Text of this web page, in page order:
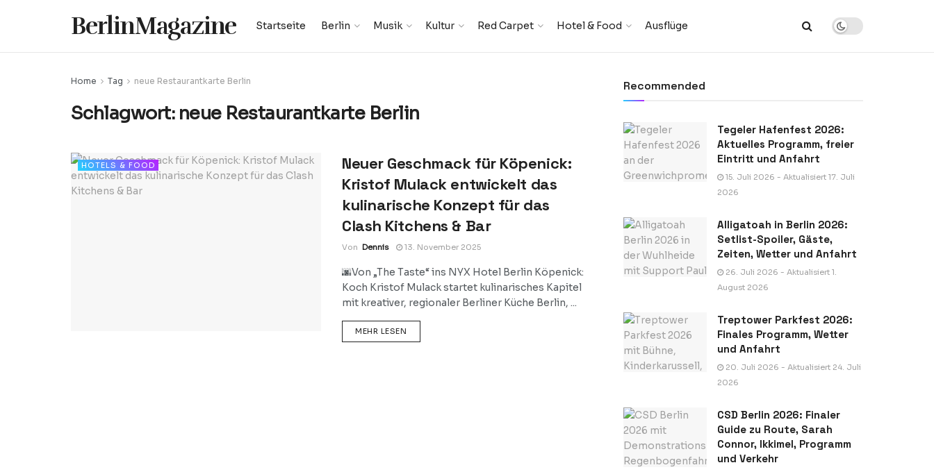
BerlinMagazine Startseite Berlin Musik Kultur Red Carpet Hotel & Food Ausflüge
Home Tag neue Restaurantkarte Berlin
Schlagwort: neue Restaurantkarte Berlin
HOTELS & FOOD
Neuer Geschmack für Köpenick:
Kristof Mulack entwickelt das
kulinarische Konzept für das
Clash Kitchens & Bar
Von Dennis 13. November 2025
🌆Von „The Taste“ ins NYX Hotel Berlin Köpenick:
Koch Kristof Mulack startet kulinarisches Kapitel
mit kreativer, regionaler Berliner Küche Berlin, ...
MEHR LESEN
Recommended
Tegeler Hafenfest 2026:
Aktuelles Programm, freier
Eintritt und Anfahrt
15. Juli 2026 - Aktualisiert 17. Juli
2026
Alligatoah in Berlin 2026:
Setlist-Spoiler, Gäste,
Zeiten, Wetter und Anfahrt
26. Juli 2026 - Aktualisiert 1.
August 2026
Treptower Parkfest 2026:
Finales Programm, Wetter
und Anfahrt
20. Juli 2026 - Aktualisiert 24. Juli
2026
CSD Berlin 2026: Finaler
Guide zu Route, Sarah
Connor, Ikkimel, Programm
und Verkehr